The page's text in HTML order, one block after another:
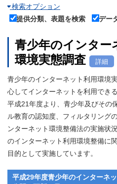
検索オプション
提供分類、表題を検索
デー
青少年のインター
環境実態調査
詳細
青少年のインターネット利用環境
心してインターネットを利用でき
平成21年度より、青少年及びその
ル教育の認知度、フィルタリング
ンターネット環境整備法の実施状
のインターネット利用環境整備に
目的として実施しています。
平成29年度青少年のインターネ